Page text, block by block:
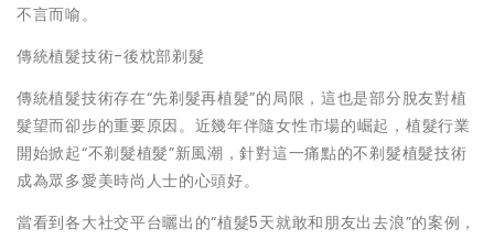
不言而喻。
傳統植髮技術-後枕部剃髮
傳統植髮技術存在“先剃髮再植髮”的局限，這也是部分脫友對植
髮望而卻步的重要原因。近幾年伴隨女性市場的崛起，植髮行業
開始掀起“不剃髮植髮”新風潮，針對這一痛點的不剃髮植髮技術
成為眾多愛美時尚人士的心頭好。
當看到各大社交平台曬出的“植髮5天就敢和朋友出去浪”的案例，